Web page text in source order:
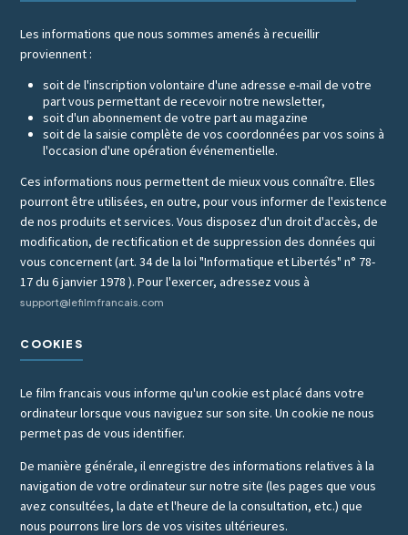
Les informations que nous sommes amenés à recueillir
proviennent :
soit de l'inscription volontaire d'une adresse e-mail de votre
part vous permettant de recevoir notre newsletter,
soit d'un abonnement de votre part au magazine
soit de la saisie complète de vos coordonnées par vos soins à
l'occasion d'une opération événementielle.
Ces informations nous permettent de mieux vous connaître. Elles
pourront être utilisées, en outre, pour vous informer de l'existence
de nos produits et services. Vous disposez d'un droit d'accès, de
modification, de rectification et de suppression des données qui
vous concernent (art. 34 de la loi "Informatique et Libertés" n° 78-
17 du 6 janvier 1978 ). Pour l'exercer, adressez vous à
support@lefilmfrancais.com
COOKIES
Le film francais vous informe qu'un cookie est placé dans votre
ordinateur lorsque vous naviguez sur son site. Un cookie ne nous
permet pas de vous identifier.
De manière générale, il enregistre des informations relatives à la
navigation de votre ordinateur sur notre site (les pages que vous
avez consultées, la date et l'heure de la consultation, etc.) que
nous pourrons lire lors de vos visites ultérieures.